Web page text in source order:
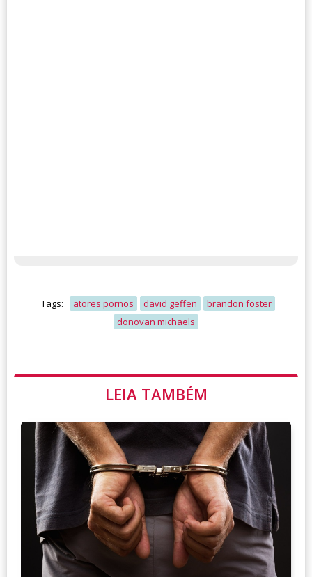
Tags: atores pornos david geffen
brandon foster
donovan michaels
LEIA TAMBÉM